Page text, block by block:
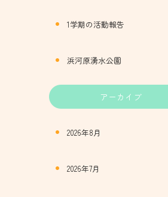
1学期の活動報告
浜河原湧水公園
アーカイブ
2026年8月
2026年7月